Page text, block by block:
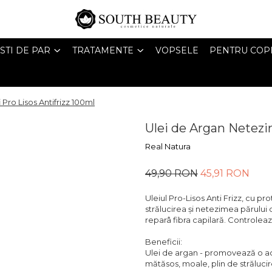
DE PAR TRATAMENTE VOPSELE PENTRU
Lisos Antifrizz 100ml
Ulei de Argan
Real Natura
49,90 RON 45,91 RON
Uleiul Pro-Lisos Anti Frizz, cu
strălucirea și netezimea părului
reparâ fibra capilară.
Beneficii:
Ulei de argan - promovează o
mătăsos, moale, plin de